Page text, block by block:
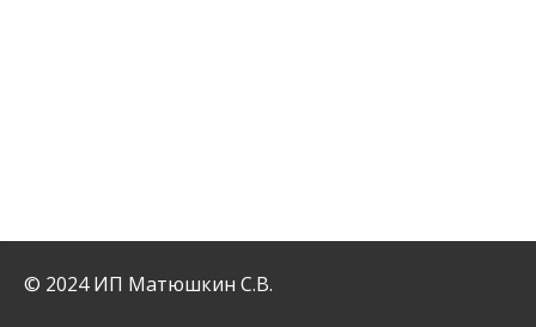
© 2024 ИП Матюшкин С.В.